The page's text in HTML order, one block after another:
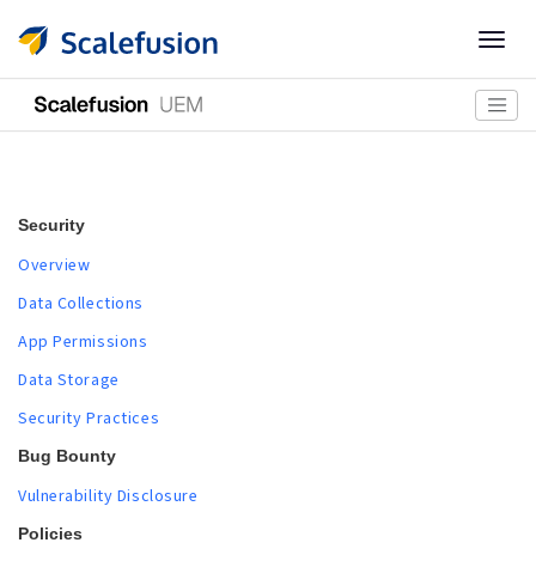
Security
Overview
Data Collections
App Permissions
Data Storage
Security Practices
Bug Bounty
Vulnerability Disclosure
Policies